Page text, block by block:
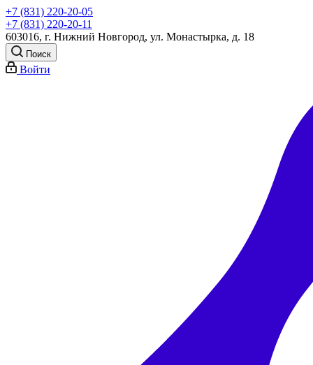
+7 (831) 220-20-05
+7 (831) 220-20-11
603016, г. Нижний Новгород, ул. Монастырка, д. 18
Поиск
Войти